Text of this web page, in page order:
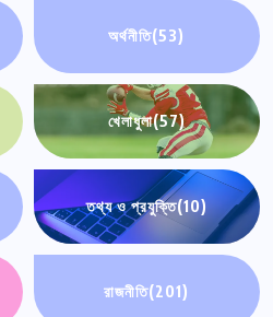
অর্থনীতি(53)
খেলাধুলা(57)
তথ্য ও প্রযুক্তি(10)
রাজনীতি(201)